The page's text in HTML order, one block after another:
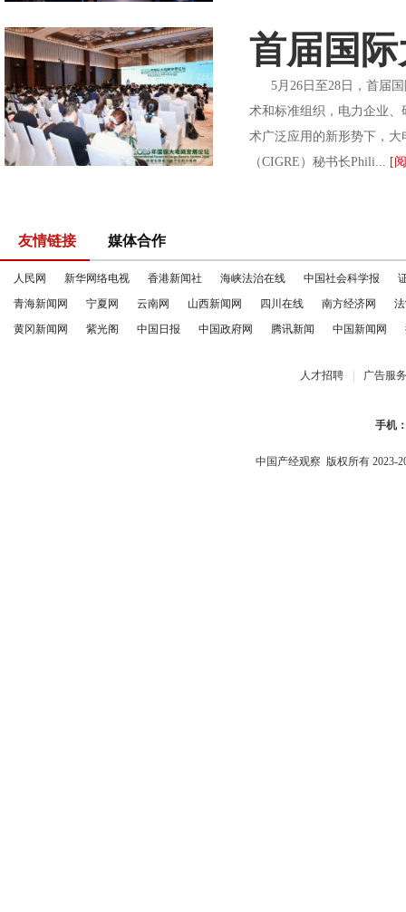
首届国
5月26日至28日，首届国
术和标准组织，电力企业
术广泛应用的新形势下，
（CIGRE）秘书长Phili... [
友情链接 媒体合作
人民网 新华网络电视 香港新闻社 海峡法治在线 中国社会科学报
青海新闻网
宁夏网 云南网 山西新闻网 四川在线 南方经济网
黄冈新闻网
紫光阁 中国日报 中国政府网 腾讯新闻 中国新闻网
人才招聘 广告服务
手机
中国产经观察 版权所有 2023-